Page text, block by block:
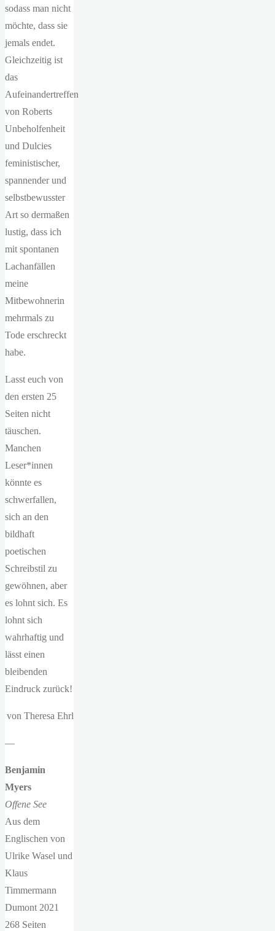
sodass man nicht
möchte, dass sie
jemals endet.
Gleichzeitig ist
das
Aufeinandertreffen
von Roberts
Unbeholfenheit
und Dulcies
feministischer,
spannender und
selbstbewusster
Art so dermaßen
lustig, dass ich
mit spontanen
Lachanfällen
meine
Mitbewohnerin
mehrmals zu
Tode erschreckt
habe.
Lasst euch von
den ersten 25
Seiten nicht
täuschen.
Manchen
Leser*innen
könnte es
schwerfallen,
sich an den
bildhaft
poetischen
Schreibstil zu
gewöhnen, aber
es lohnt sich. Es
lohnt sich
wahrhaftig und
lässt einen
bleibenden
Eindruck zurück!
von Theresa Ehrl
—
Benjamin
Myers
Offene See
Aus dem
Englischen von
Ulrike Wasel und
Klaus
Timmermann
Dumont 2021
268 Seiten